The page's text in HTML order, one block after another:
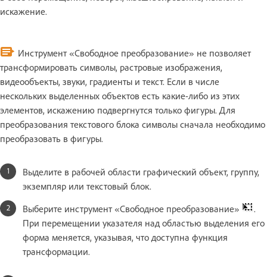
искажение.
Инструмент «Свободное преобразование» не позволяет
трансформировать символы, растровые изображения,
видеообъекты, звуки, градиенты и текст. Если в числе
нескольких выделенных объектов есть какие-либо из этих
элементов, искажению подвергнутся только фигуры. Для
преобразования текстового блока символы сначала необходимо
преобразовать в фигуры.
Выделите в рабочей области графический объект, группу,
экземпляр или текстовый блок.
Выберите инструмент «Свободное преобразование»
.
При перемещении указателя над областью выделения его
форма меняется, указывая, что доступна функция
трансформации.